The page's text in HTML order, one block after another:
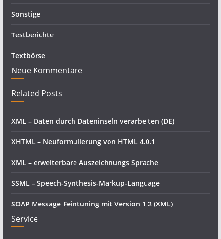
Sonstige
Testberichte
Textbörse
Neue Kommentare
Related Posts
XML – Daten durch Dateninseln verarbeiten (DE)
XHTML – Neuformulierung von HTML 4.0.1
XML – erweiterbare Auszeichnungs Sprache
SSML – Speech-Synthesis-Markup-Language
SOAP Message-Feintuning mit Version 1.2 (XML)
Service